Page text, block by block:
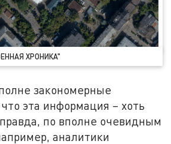
ХРОНИКА"
закономерные
эта информация – хоть
по вполне очевидным
аналитики